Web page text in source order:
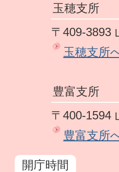
玉穂支所
〒409-3893
玉穂支所
豊富支所
〒400-1594
豊富支所
開庁時間